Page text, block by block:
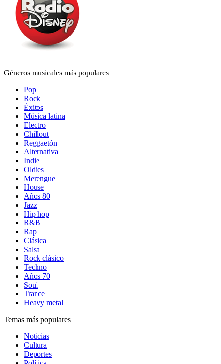
Géneros musicales más populares
Pop
Rock
Éxitos
Música latina
Electro
Chillout
Reggaetón
Alternativa
Indie
Oldies
Merengue
House
Años 80
Jazz
Hip hop
R&B
Rap
Clásica
Salsa
Rock clásico
Techno
Años 70
Soul
Trance
Heavy metal
Temas más populares
Noticias
Cultura
Deportes